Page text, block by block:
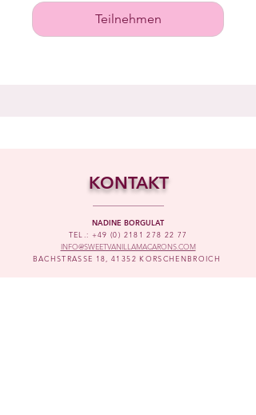
Teilnehmen
KONTAKT
NADINE BORGULAT
TEL.: +49 (0) 2181 278 22 77
INFO@SWEETVANILLAMACARONS.COM
BACHSTRASSE 18, 41352 KORSCHENBROICH